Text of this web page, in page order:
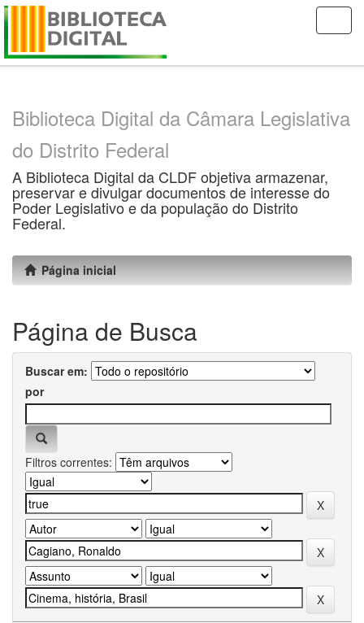
Skip
Biblioteca Digital da Câmara Legislativa
do Distrito Federal
A Biblioteca Digital da CLDF objetiva armazenar,
preservar e divulgar documentos de interesse do
Poder Legislativo e da população do Distrito
Federal.
Página inicial
Página de Busca
Buscar em:
por
Filtros correntes: